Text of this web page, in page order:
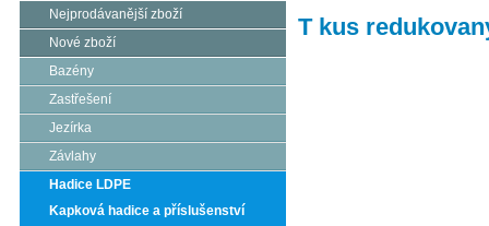
T kus
Nejprodávanější zboží
Nové zboží
Bazény
Zastřešení
Jezírka
Závlahy
Hadice LDPE
Kapková hadice a příslušenství